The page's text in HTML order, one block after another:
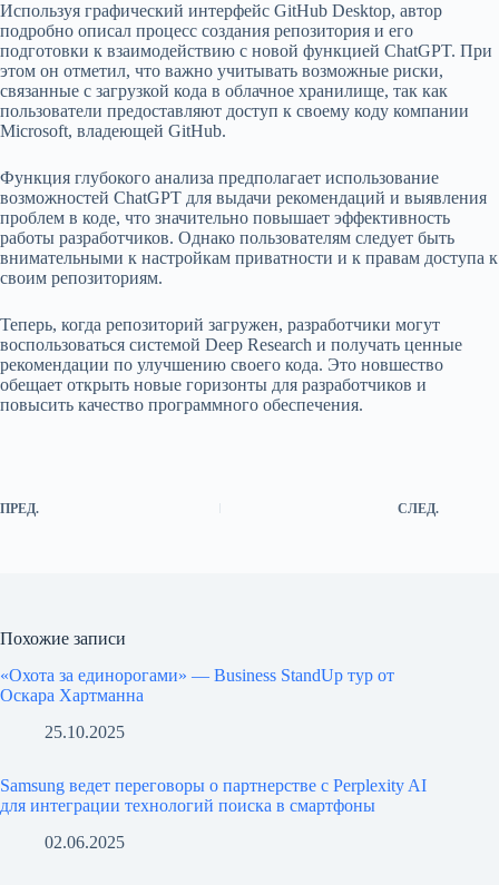
Используя графический интерфейс GitHub Desktop, автор
подробно описал процесс создания репозитория и его
подготовки к взаимодействию с новой функцией ChatGPT. При
этом он отметил, что важно учитывать возможные риски,
связанные с загрузкой кода в облачное хранилище, так как
пользователи предоставляют доступ к своему коду компании
Microsoft, владеющей GitHub.
Функция глубокого анализа предполагает использование
возможностей ChatGPT для выдачи рекомендаций и выявления
проблем в коде, что значительно повышает эффективность
работы разработчиков. Однако пользователям следует быть
внимательными к настройкам приватности и к правам доступа к
своим репозиториям.
Теперь, когда репозиторий загружен, разработчики могут
воспользоваться системой Deep Research и получать ценные
рекомендации по улучшению своего кода. Это новшество
обещает открыть новые горизонты для разработчиков и
повысить качество программного обеспечения.
ПРЕД. СЛЕД.
Похожие записи
«Охота за единорогами» — Business StandUp тур от
Оскара Хартманна
25.10.2025
Samsung ведет переговоры о партнерстве с Perplexity AI
для интеграции технологий поиска в смартфоны
02.06.2025